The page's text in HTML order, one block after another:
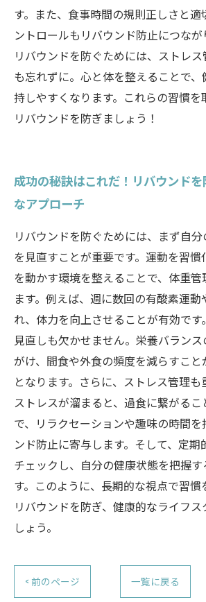
す。また、食事時間の規則正しさと適
ントロールもリバウンド防止につなが
リバウンドを防ぐためには、ストレ
も忘れずに。心と体を整えることで
持しやすくなります。これらの習慣を
リバウンドを防ぎましょう！
成功の秘訣はこれだ！リバウンド
なアプローチ
リバウンドを防ぐためには、まず自
を見直すことが重要です。運動を習
を動かす環境を整えることで、体重管
ます。例えば、週に数回の有酸素運
れ、体力を向上させることが有効で
見直しも欠かせません。栄養バラン
がけ、間食や外食の頻度を減らすこ
となります。さらに、ストレス管理も
ストレスが溜まると、過食に繋がる
で、リラクセーションや趣味の時間
ンド防止に寄与します。そして、定期
チェックし、自分の健康状態を把握
す。このように、長期的な視点で習慣
リバウンドを防ぎ、健康的なライフ
しょう。
< 前のページ 一覧に戻る